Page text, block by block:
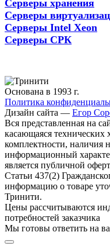
Серверы хранения
Серверы
Серверы Intel Xeon
Серверы СРК
Основана в 1993 г.
Политика
Дизайн сайта — Егор
Вся представленная на
касающаяся технических
комплектности, наличия
информационный
является публичной
Статьи 437(2)
информацию о товаре
Тринити.
Цены рассчитываются
потребностей заказчика
Мы готовы ответить на